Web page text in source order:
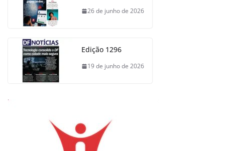
26 de junho de 2026
Edição 1296
19 de junho de 2026